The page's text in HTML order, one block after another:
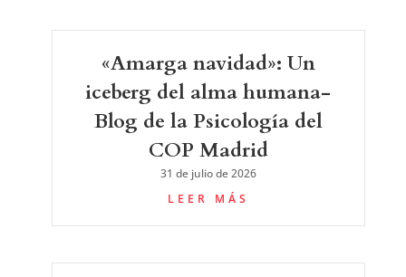
«Amarga navidad»: Un
iceberg del alma humana-
Blog de la Psicología del
COP Madrid
31 de julio de 2026
LEER MÁS